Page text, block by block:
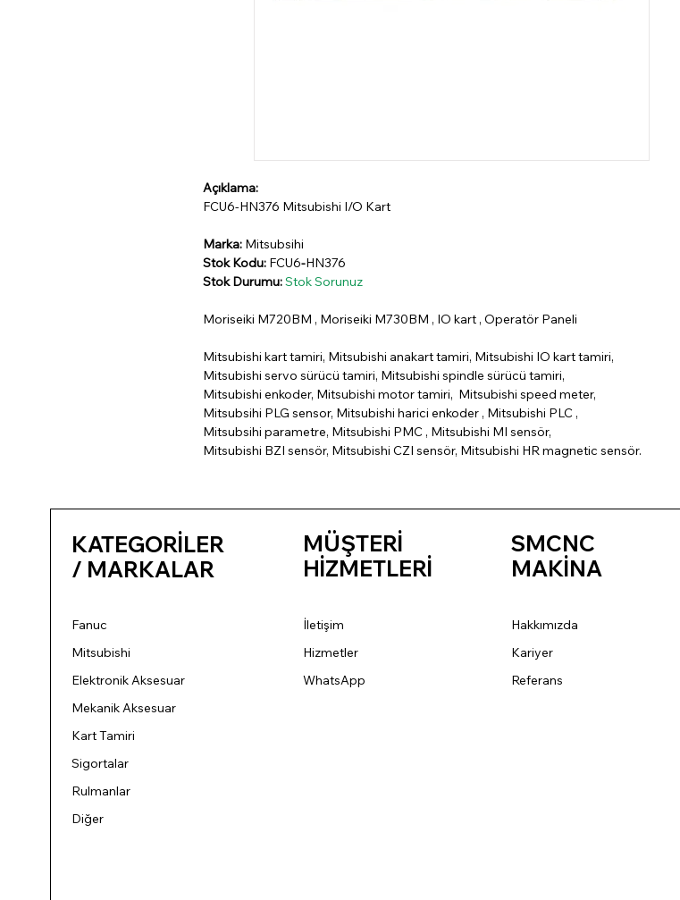
Açıklama:
FCU6-HN376 Mitsubishi I/O Kart
Marka: Mitsubsihi
Stok Kodu: FCU6-HN376
Stok Durumu:Stok Sorunuz
Moriseiki M720BM , Moriseiki M730BM , IO kart , Operatör Paneli
Mitsubishi kart tamiri, Mitsubishi anakart tamiri, Mitsubishi IO kart tamiri,
Mitsubishi servo sürücü tamiri, Mitsubishi spindle sürücü tamiri,
Mitsubishi enkoder, Mitsubishi motor tamiri, Mitsubishi speed meter,
Mitsubsihi PLG sensor, Mitsubishi harici enkoder , Mitsubishi PLC ,
Mitsubsihi parametre, Mitsubishi PMC , Mitsubishi MI sensör,
Mitsubishi BZI sensör, Mitsubishi CZI sensör, Mitsubishi HR magnetic sensör.
KATEGORİLER
/ MARKALAR
Fanuc
Mitsubishi
Elektronik Aksesuar
Mekanik Aksesuar
Kart Tamiri
Sigortalar
Rulmanlar
Diğer
MÜŞTERİ
HİZMETLERİ
İletişim
Hizmetler
WhatsApp
SMCNC
MAKİNA
Hakkımızda
Kariyer
Referans